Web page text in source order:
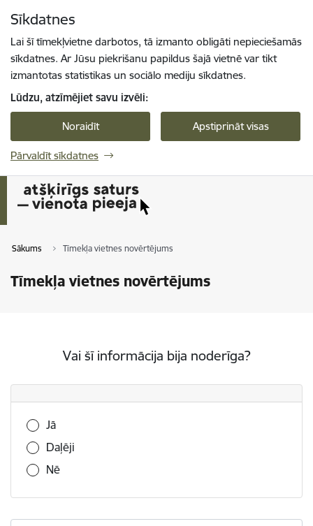
Sīkdatnes
Lai šī tīmekļvietne darbotos, tā izmanto obligāti nepieciešamās
sīkdatnes. Ar Jūsu piekrišanu papildus šajā vietnē var tikt
izmantotas statistikas un sociālo mediju sīkdatnes.
Lūdzu, atzīmējiet savu izvēli:
Noraidīt Apstiprināt visas
Pārvaldīt sīkdatnes
Sākums Tīmekļa vietnes novērtējums
Tīmekļa vietnes novērtējums
Vai šī informācija bija noderīga?
Vai šī informācija bija noderīga?
Jā
Daļēji
Nē